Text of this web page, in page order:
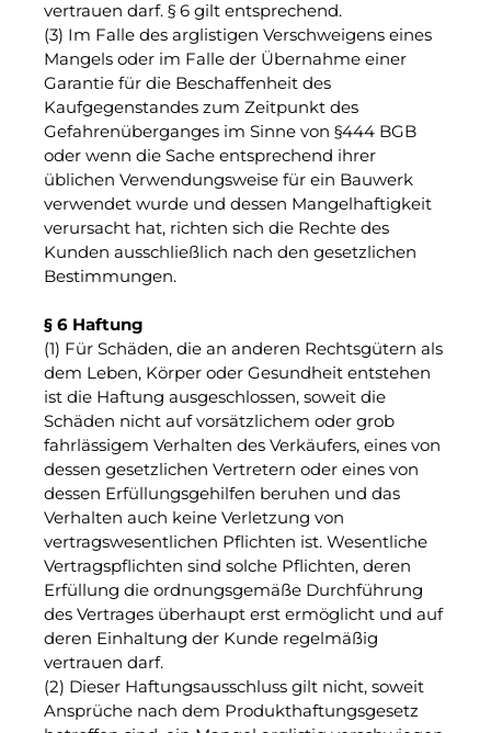
vertrauen darf. § 6 gilt entsprechend.
(3) Im Falle des arglistigen Verschweigens eines
Mangels oder im Falle der Übernahme einer
Garantie für die Beschaffenheit des
Kaufgegenstandes zum Zeitpunkt des
Gefahrenüberganges im Sinne von §444 BGB
oder wenn die Sache entsprechend ihrer
üblichen Verwendungsweise für ein Bauwerk
verwendet wurde und dessen Mangelhaftigkeit
verursacht hat, richten sich die Rechte des
Kunden ausschließlich nach den gesetzlichen
Bestimmungen.
§ 6 Haftung
(1) Für Schäden, die an anderen Rechtsgütern als
dem Leben, Körper oder Gesundheit entstehen
ist die Haftung ausgeschlossen, soweit die
Schäden nicht auf vorsätzlichem oder grob
fahrlässigem Verhalten des Verkäufers, eines von
dessen gesetzlichen Vertretern oder eines von
dessen Erfüllungsgehilfen beruhen und das
Verhalten auch keine Verletzung von
vertragswesentlichen Pflichten ist. Wesentliche
Vertragspflichten sind solche Pflichten, deren
Erfüllung die ordnungsgemäße Durchführung
des Vertrages überhaupt erst ermöglicht und auf
deren Einhaltung der Kunde regelmäßig
vertrauen darf.
(2) Dieser Haftungsausschluss gilt nicht, soweit
Ansprüche nach dem Produkthaftungsgesetz